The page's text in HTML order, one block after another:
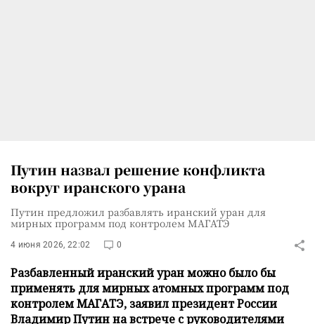
Путин назвал решение конфликта
вокруг иранского урана
Путин предложил разбавлять иранский уран для
мирных программ под контролем МАГАТЭ
4 июня 2026, 22:02 0
Разбавленный иранский уран можно было бы
применять для мирных атомных программ под
контролем МАГАТЭ, заявил президент России
Владимир Путин на встрече с руководителями